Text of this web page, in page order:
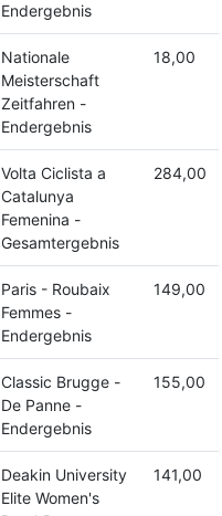
Endergebnis
Nationale
Meisterschaft
Zeitfahren -
Endergebnis
18,00
Volta Ciclista a
Catalunya
Femenina -
Gesamtergebnis
284,00
Paris - Roubaix
Femmes -
Endergebnis
149,00
Classic Brugge -
De Panne -
Endergebnis
155,00
Deakin University
Elite Women's
141,00